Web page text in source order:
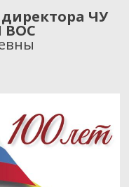
ЧУ
ВОС